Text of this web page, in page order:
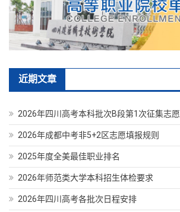
近期文章
2026年四川高考本科批次B段第1次征集志愿
2026年成都中考非5+2区志愿填报规则
2025年度全美最佳职业排名
2026年师范类大学本科招生体检要求
2026年四川高考各批次日程安排